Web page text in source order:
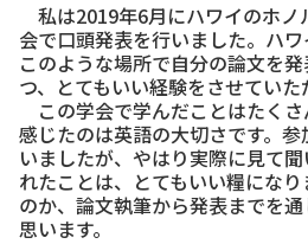
私は2019年6月にハワイのホノ
会で口頭発表を行いました。ハワ
このような場所で自分の論文を
つ、とてもいい経験をさせていた
この学会で学んだことはたく
感じたのは英語の大切さです。
いましたが、やはり実際に見て
れたことは、とてもいい糧にな
のか、論文執筆から発表までを
思います。